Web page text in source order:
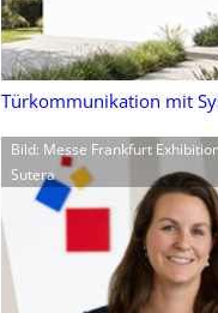
Türkommunikation mit
Bild: Messe Frankfurt
Sutera